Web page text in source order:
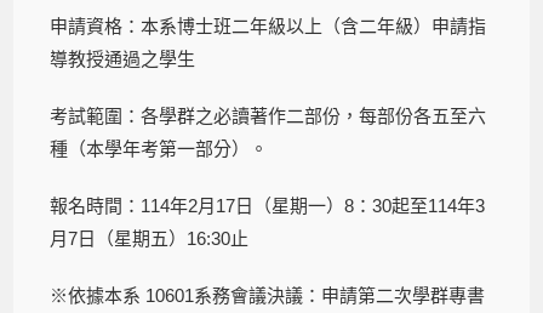
申請資格：本系博士班二年級以上（含二年級）申請指
導教授通過之學生
考試範圍：各學群之必讀著作二部份，每部份各五至六
種（本學年考第一部分）。
報名時間：114年2月17日（星期一）8：30起至114年3
月7日（星期五）16:30止
※依據本系 10601系務會議決議：申請第二次學群專書